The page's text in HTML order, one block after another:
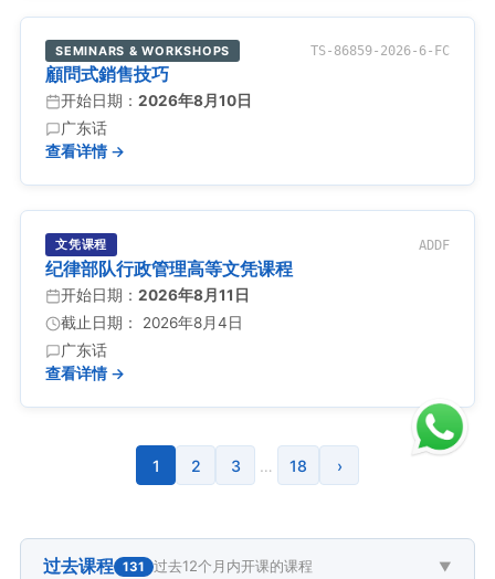
SEMINARS & WORKSHOPS TS-86859-2026-6-FC
顧問式銷售技巧
开始日期： 2026年8月10日
广东话
查看详情 →
文凭课程 ADDF
纪律部队行政管理高等文凭课程
开始日期： 2026年8月11日
截止日期： 2026年8月4日
广东话
查看详情 →
1 2 3 … 18 ›
过去课程 131 过去12个月内开课的课程 ▼